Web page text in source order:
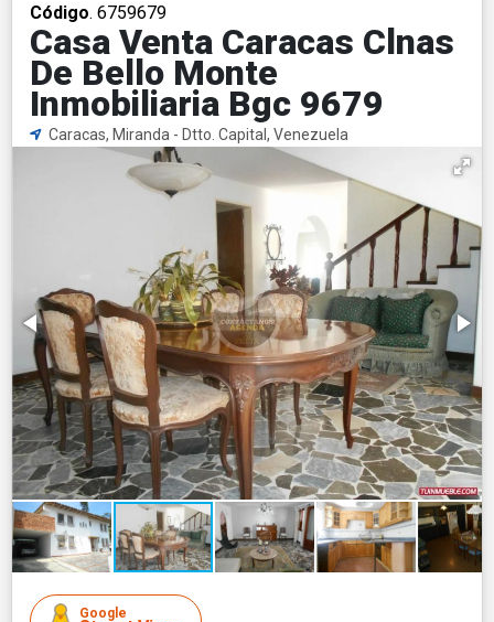
Código. 6759679
Casa Venta Caracas Clnas
De Bello Monte
Inmobiliaria Bgc 9679
Caracas, Miranda - Dtto. Capital, Venezuela
Google